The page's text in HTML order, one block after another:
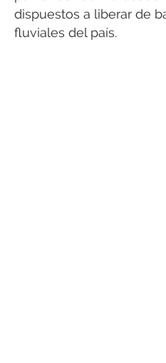
dispuestos a liberar de
fluviales del país.